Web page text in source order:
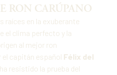
RON CARÚPANO
raíces en la exuberante
el clima perfecto y la
al mejor ron
el capitán español Félix del
resistido la prueba del